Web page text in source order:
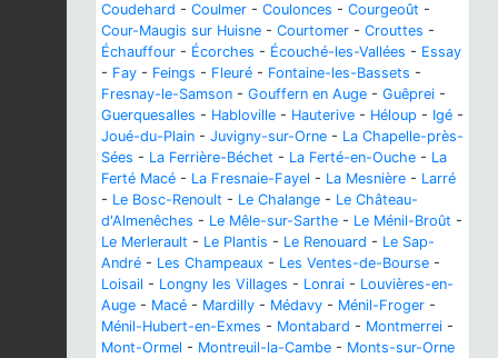
Coudehard - Coulmer - Coulonces - Courgeoût -
Cour-Maugis sur Huisne - Courtomer - Crouttes -
Échauffour - Écorches - Écouché-les-Vallées - Essay
- Fay - Feings - Fleuré - Fontaine-les-Bassets -
Fresnay-le-Samson - Gouffern en Auge - Guêprei -
Guerquesalles - Habloville - Hauterive - Héloup - Igé -
Joué-du-Plain - Juvigny-sur-Orne - La Chapelle-près-
Sées - La Ferrière-Béchet - La Ferté-en-Ouche - La
Ferté Macé - La Fresnaie-Fayel - La Mesnière - Larré
- Le Bosc-Renoult - Le Chalange - Le Château-
d'Almenêches - Le Mêle-sur-Sarthe - Le Ménil-Broût -
Le Merlerault - Le Plantis - Le Renouard - Le Sap-
André - Les Champeaux - Les Ventes-de-Bourse -
Loisail - Longny les Villages - Lonrai - Louvières-en-
Auge - Macé - Mardilly - Médavy - Ménil-Froger -
Ménil-Hubert-en-Exmes - Montabard - Montmerrei -
Mont-Ormel - Montreuil-la-Cambe - Monts-sur-Orne